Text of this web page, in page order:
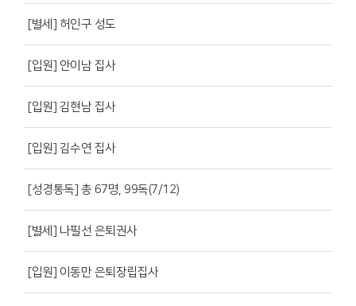
[별세] 허인구 성도
[입원] 안이남 집사
[입원] 김현남 집사
[입원] 김수연 집사
[성경통독] 총 67명, 99독(7/12)
[별세] 나필선 은퇴권사
[입원] 이동만 은퇴장립집사